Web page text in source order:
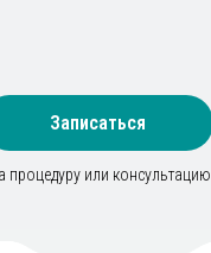
Записаться
процедуру или консультацию
противопоказаний